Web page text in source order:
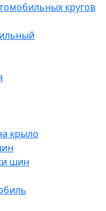
кругов
крыло
шин